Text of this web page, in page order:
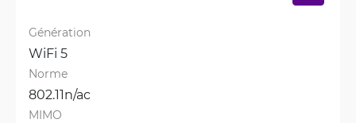
Génération
WiFi 5
Norme
802.11n/ac
MIMO